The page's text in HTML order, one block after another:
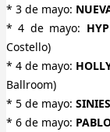
* 3 de mayo:
* 4 de mayo:
Costello)
* 4 de mayo:
Ballroom)
* 5 de mayo:
* 6 de mayo: